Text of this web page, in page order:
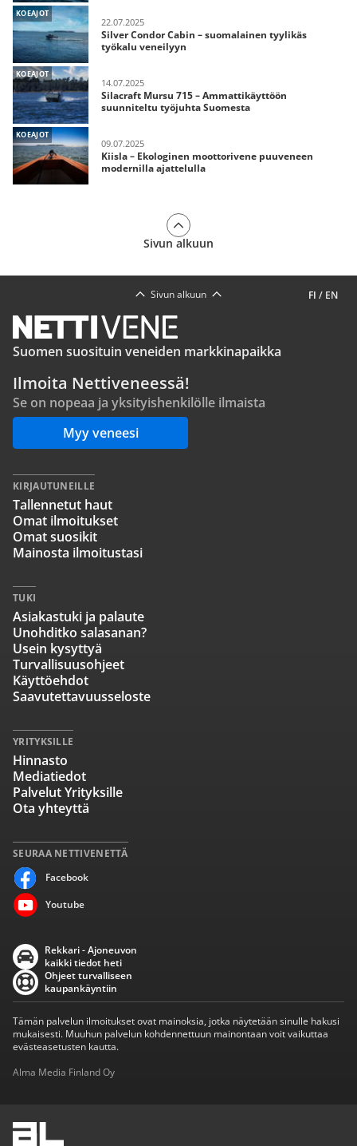
KOEAJOT
22.07.2025
Silver Condor Cabin – suomalainen tyylikäs
työkalu veneilyyn
KOEAJOT
14.07.2025
Silacraft Mursu 715 – Ammattikäyttöön
suunniteltu työjuhta Suomesta
KOEAJOT
09.07.2025
Kiisla – Ekologinen moottorivene puuveneen
modernilla ajattelulla
Sivun alkuun
FI / EN
Sivun alkuun
Suomen suosituin veneiden markkinapaikka
Ilmoita Nettiveneessä!
Se on nopeaa ja yksityishenkilölle ilmaista
Myy veneesi
SEURAA NETTIVENETTÄ
Facebook
Youtube
KIRJAUTUNEILLE
Tallennetut haut
Omat ilmoitukset
Omat suosikit
Mainosta ilmoitustasi
TUKI
Asiakastuki ja palaute
Unohditko salasanan?
Usein kysyttyä
Turvallisuusohjeet
Käyttöehdot
Saavutettavuusseloste
YRITYKSILLE
Hinnasto
Mediatiedot
Palvelut Yrityksille
Ota yhteyttä
Rekkari - Ajoneuvon
kaikki tiedot heti
Ohjeet turvalliseen
kaupankäyntiin
Tämän palvelun ilmoitukset ovat mainoksia, jotka näytetään sinulle hakusi
mukaisesti. Muuhun palvelun kohdennettuun mainontaan voit vaikuttaa
evästeasetusten kautta.
Alma Media Finland Oy